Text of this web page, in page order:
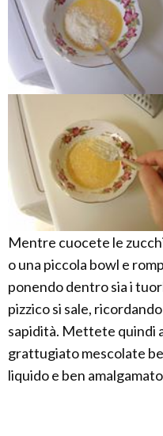
Mentre cuocete le
o una piccola bowl e
ponendo dentro sia i
pizzico si sale,
sapidità. Mettete quindi
grattugiato mescolate
liquido e ben